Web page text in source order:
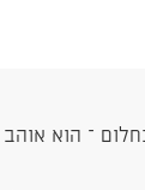
– הוא אוהב